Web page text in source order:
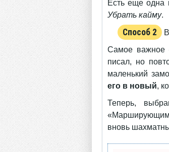
Есть еще одна
Убрать кайму.
Способ 2
Самое важное
писал, но
маленький
его в новый,
Теперь,
вновь